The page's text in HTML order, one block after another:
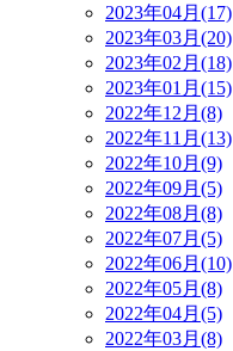
2023年04月(17)
2023年03月(20)
2023年02月(18)
2023年01月(15)
2022年12月(8)
2022年11月(13)
2022年10月(9)
2022年09月(5)
2022年08月(8)
2022年07月(5)
2022年06月(10)
2022年05月(8)
2022年04月(5)
2022年03月(8)